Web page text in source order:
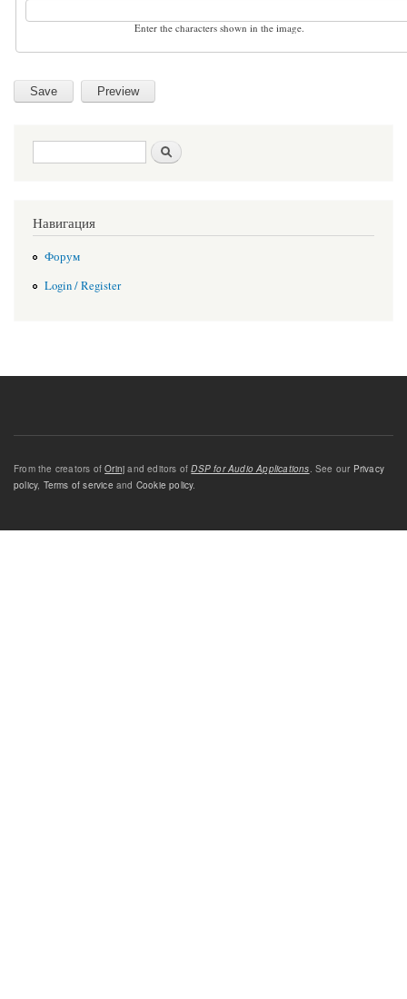
Enter the characters shown in the image.
Search form
Навигация
Форум
Login / Register
From the creators ofOrinj and editors ofDSP for Audio Applications. See our Privacy
policy, Terms of service and Cookie policy.